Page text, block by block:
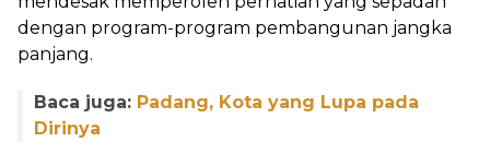
dengan program-program pembangunan jangka
panjang.
Baca juga: Padang, Kota yang Lupa pada
Dirinya